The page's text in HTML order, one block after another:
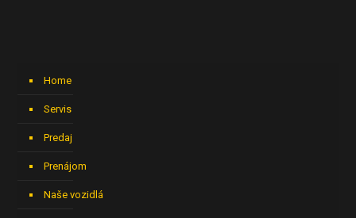
Home
Servis
Predaj
Prenájom
Naše vozidlá